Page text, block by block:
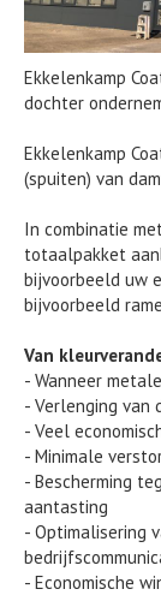
Ekkelenkamp
dochter
Ekkelenkamp
(spuiten) van
In combinatie
totaalpakket
bijvoorbeeld uw
bijvoorbeeld
Van
- Wanneer
- Verlenging van
- Veel
- Minimale
- Bescherming
aantasting
- Optimalisering
- Economische